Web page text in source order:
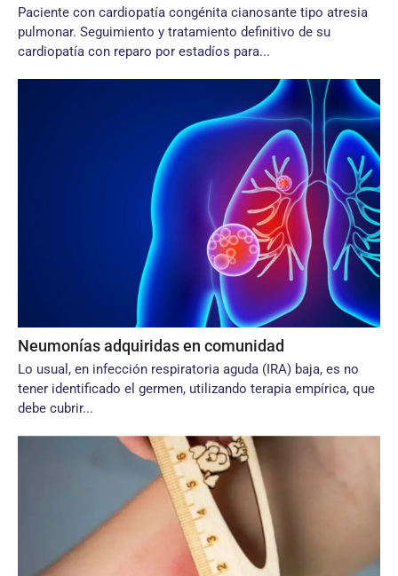
Paciente con cardiopatía congénita cianosante tipo atresia
pulmonar. Seguimiento y tratamiento definitivo de su
cardiopatía con reparo por estadíos para...
Neumonías adquiridas en comunidad
Lo usual, en infección respiratoria aguda (IRA) baja, es no
tener identificado el germen, utilizando terapia empírica, que
debe cubrir...